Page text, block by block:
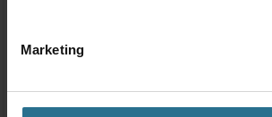
Marketing
Linkage arm droite